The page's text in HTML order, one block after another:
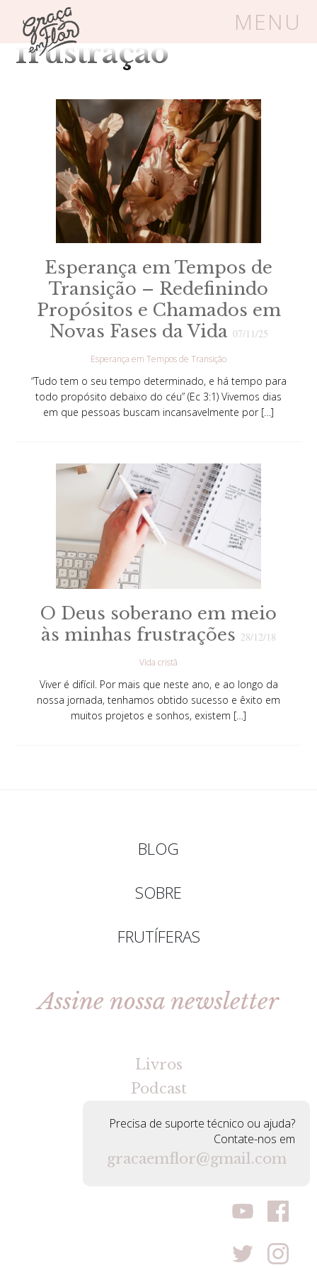
MENU
Um espaço seguro onde mulheres
Livros Carrinho Login
BLOG
FRUTÍFERAS
Tag Arquivos:
frustração
Esperança em Tempos de
Transição – Redefinindo
Propósitos e Chamados em
Novas Fases da Vida 07/11/25
Esperança em Tempos de Transição
“Tudo tem o seu tempo determinado, e há tempo para
todo propósito debaixo do céu” (Ec 3:1) Vivemos dias
em que pessoas buscam incansavelmente por […]
O Deus soberano em meio
às minhas frustrações 28/12/18
Vida cristã
Viver é difícil. Por mais que neste ano, e ao longo da
nossa jornada, tenhamos obtido sucesso e êxito em
muitos projetos e sonhos, existem […]
BLOG
SOBRE
FRUTÍFERAS
Assine nossa newsletter
Livros
Podcast
Precisa de suporte técnico ou ajuda?
Contate-nos em
gracaemflor@gmail.com